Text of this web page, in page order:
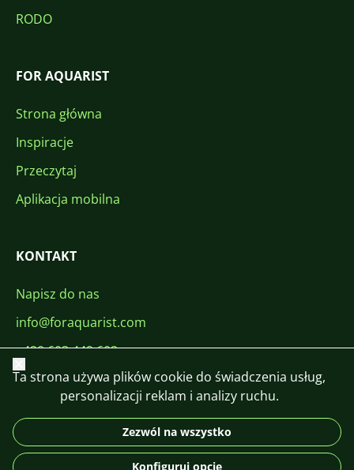
RODO
FOR AQUARIST
Strona główna
Inspiracje
Przeczytaj
Aplikacja mobilna
KONTAKT
Napisz do nas
info@foraquarist.com
+420 603 449 602
DE
Zamknij
Ta strona używa plików cookie do świadczenia usług,
personalizacji reklam i analizy ruchu.
Zezwól na wszystko
Konfiguruj opcje